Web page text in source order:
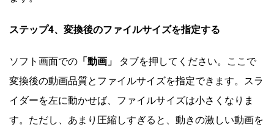
ステップ4、変換後のファイルサイズを指定する
ソフト画面での 「動画」
タブを押してください。ここで
変換後の動画品質とファイルサイズを指定できます。スラ
イダーを左に動かせば、ファイルサイズは小さくなりま
す。ただし、あまり圧縮しすぎると、動きの激しい動画を